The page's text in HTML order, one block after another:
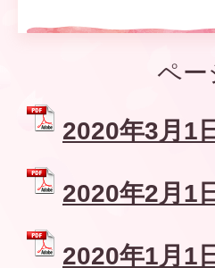
ペー
2020年3月1
2020年2月1
2020年1月1